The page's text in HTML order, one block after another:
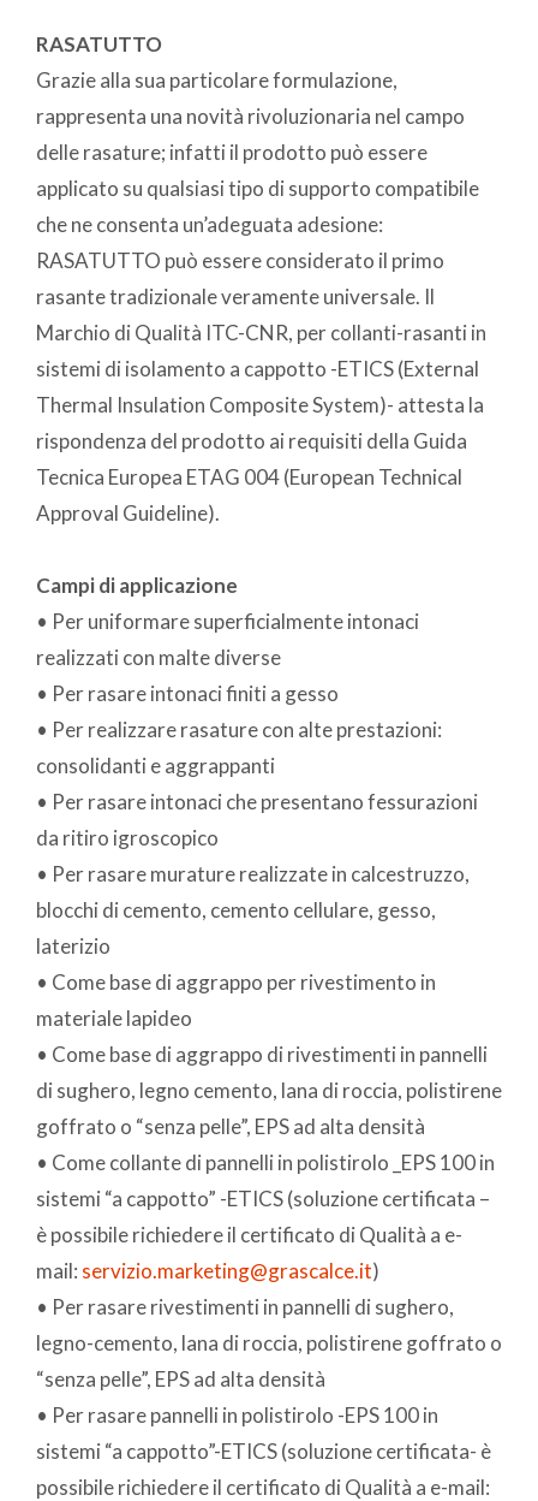
RASATUTTO
Grazie alla sua particolare formulazione,
rappresenta una novità rivoluzionaria nel campo
delle rasature; infatti il prodotto può essere
applicato su qualsiasi tipo di supporto compatibile
che ne consenta un’adeguata adesione:
RASATUTTO può essere considerato il primo
rasante tradizionale veramente universale. Il
Marchio di Qualità ITC-CNR, per collanti-rasanti in
sistemi di isolamento a cappotto -ETICS (External
Thermal Insulation Composite System)- attesta la
rispondenza del prodotto ai requisiti della Guida
Tecnica Europea ETAG 004 (European Technical
Approval Guideline).
Campi di applicazione
• Per uniformare superficialmente intonaci
realizzati con malte diverse
• Per rasare intonaci finiti a gesso
• Per realizzare rasature con alte prestazioni:
consolidanti e aggrappanti
• Per rasare intonaci che presentano fessurazioni
da ritiro igroscopico
• Per rasare murature realizzate in calcestruzzo,
blocchi di cemento, cemento cellulare, gesso,
laterizio
• Come base di aggrappo per rivestimento in
materiale lapideo
• Come base di aggrappo di rivestimenti in pannelli
di sughero, legno cemento, lana di roccia, polistirene
goffrato o “senza pelle”, EPS ad alta densità
• Come collante di pannelli in polistirolo _EPS 100 in
sistemi “a cappotto” -ETICS (soluzione certificata –
è possibile richiedere il certificato di Qualità a e-
mail: servizio.marketing@grascalce.it)
• Per rasare rivestimenti in pannelli di sughero,
legno-cemento, lana di roccia, polistirene goffrato o
“senza pelle”, EPS ad alta densità
• Per rasare pannelli in polistirolo -EPS 100 in
sistemi “a cappotto”-ETICS (soluzione certificata- è
possibile richiedere il certificato di Qualità a e-mail: